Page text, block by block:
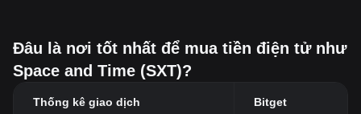
Đâu là nơi tốt nhất để mua tiền điện tử như
Space and Time (SXT)?
Thống kê giao dịch Bitget